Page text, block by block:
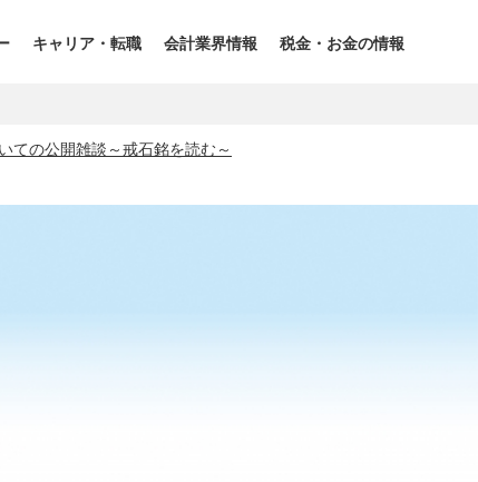
キャリア・転職 会計業界情報 税金・お金の情報
ての公開雑談～戒石銘を読む～